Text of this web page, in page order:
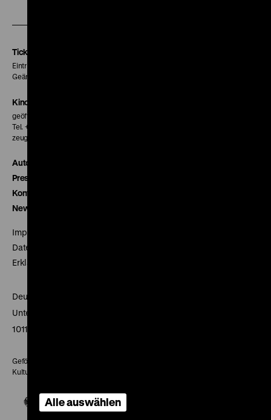
Tickets
Eintritt 5 €
Geänderte Preise sind im Programm vermerkt.
Kinokasse
geöffnet 30 Minuten vor Beginn der ersten Vorstellung
Tel. + 49 30 20304-770
zeughauskino@dhm.de
Autor*innen
Presse
Kontakt
Newsletter
Impressum
Datenschutz
Erklärung digitale Barrierefreiheit
Deutsches Historisches Museum
Unter den Linden 2
10117 Berlin
Gefördert mit Mitteln des Beauftragten der Bundesregierung für
Kultur und Medien
Alle auswählen